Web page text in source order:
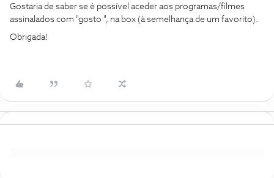
Gostaria de saber se é possível aceder aos programas/filmes
assinalados com "gosto ", na box (à semelhança de um favorito).
Obrigada!